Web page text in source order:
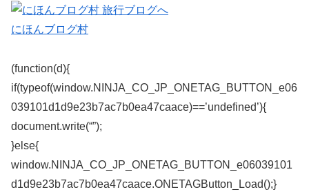
にほんブログ村
(function(d){
if(typeof(window.NINJA_CO_JP_ONETAG_BUTTON_e06
039101d1d9e23b7ac7b0ea47caace)==’undefined’){
document.write(“”);
}else{
window.NINJA_CO_JP_ONETAG_BUTTON_e06039101
d1d9e23b7ac7b0ea47caace.ONETAGButton_Load();}